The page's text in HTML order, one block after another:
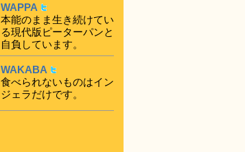
WAPPA
本能のまま生き続けてい
る現代版ピーターパンと
自負しています。
WAKABA
食べられないものはイン
ジェラだけです。